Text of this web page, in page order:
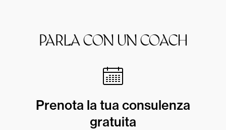
PARLA CON UN COACH
Prenota la tua consulenza
gratuita